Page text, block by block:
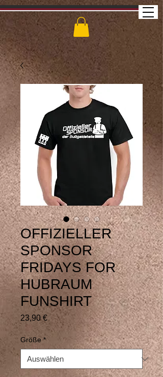
OFFIZIELLER
SPONSOR
FRIDAYS FOR
HUBRAUM
FUNSHIRT
23,90 €Preis
Größe *